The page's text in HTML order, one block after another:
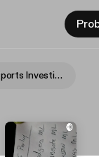
Fame Rothstein Sports Investing Show